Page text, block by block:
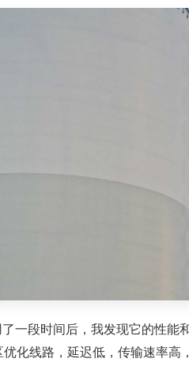
一段时间后，我发现它的性
化线路，延迟低，传输速率